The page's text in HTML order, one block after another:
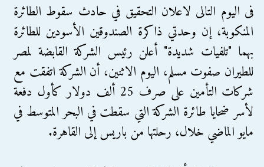
فى اليوم التالى لاعلان التحقيق في حادث سقوط الطائرة
المنكوبة، إن وحدتي ذاكرة الصندوقين الأسودين للطائرة
بهما "تلفيات شديدة" أعلن رئيس الشركة القابضة لمصر
للطيران صفوت مسلم، اليوم الاثنين، أن الشركة اتفقت مع
شركات التأمين على صرف 25 ألف دولار كأول دفعة
لأسر ضحايا طائرة الشركة التي سقطت في البحر المتوسط في
مايو الماضي خلال، رحلتها من باريس إلى القاهرة.